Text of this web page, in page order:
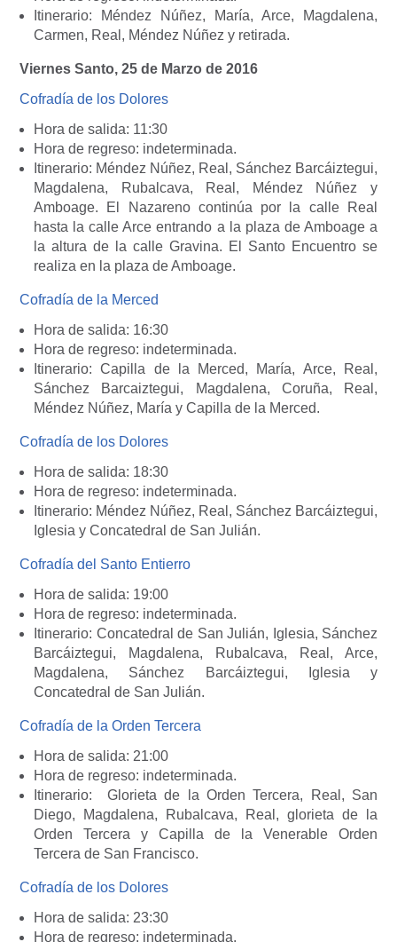
Itinerario: Méndez Núñez, María, Arce, Magdalena,
Carmen, Real, Méndez Núñez y retirada.
Viernes Santo, 25 de Marzo de 2016
Cofradía de los Dolores
Hora de salida: 11:30
Hora de regreso: indeterminada.
Itinerario: Méndez Núñez, Real, Sánchez Barcáiztegui,
Magdalena, Rubalcava, Real, Méndez Núñez y
Amboage. El Nazareno continúa por la calle Real
hasta la calle Arce entrando a la plaza de Amboage a
la altura de la calle Gravina. El Santo Encuentro se
realiza en la plaza de Amboage.
Cofradía de la Merced
Hora de salida: 16:30
Hora de regreso: indeterminada.
Itinerario: Capilla de la Merced, María, Arce, Real,
Sánchez Barcaiztegui, Magdalena, Coruña, Real,
Méndez Núñez, María y Capilla de la Merced.
Cofradía de los Dolores
Hora de salida: 18:30
Hora de regreso: indeterminada.
Itinerario: Méndez Núñez, Real, Sánchez Barcáiztegui,
Iglesia y Concatedral de San Julián.
Cofradía del Santo Entierro
Hora de salida: 19:00
Hora de regreso: indeterminada.
Itinerario: Concatedral de San Julián, Iglesia, Sánchez
Barcáiztegui, Magdalena, Rubalcava, Real, Arce,
Magdalena, Sánchez Barcáiztegui, Iglesia y
Concatedral de San Julián.
Cofradía de la Orden Tercera
Hora de salida: 21:00
Hora de regreso: indeterminada.
Itinerario: Glorieta de la Orden Tercera, Real, San
Diego, Magdalena, Rubalcava, Real, glorieta de la
Orden Tercera y Capilla de la Venerable Orden
Tercera de San Francisco.
Cofradía de los Dolores
Hora de salida: 23:30
Hora de regreso: indeterminada.